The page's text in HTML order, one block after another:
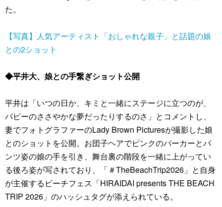
た。
【写真】人気アーティスト「おしゃれな親子」と話題の娘
との2ショット
◆平井大、娘との手繋ぎショット公開
平井は「いつの日か、キミと一緒にステージに立つのが、
パピーのささやかな夢だったりするのさ」とコメントし、
妻でフォトグラファーのLady Brown Picturesが撮影した娘
とのショットを公開。お団子ヘアでピンクのパーカーとパ
ンツ姿の娘の手を引き、舞台裏の階段を一緒に上がってい
る後ろ姿が写されており、「＃TheBeachTrip2026」と自身
が主催するビーチフェス「HIRAIDAI presents THE BEACH
TRIP 2026」のハッシュタグが添えられている。